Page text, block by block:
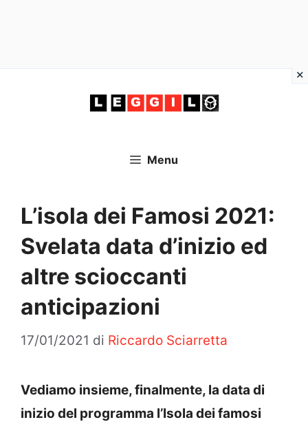
Menu
L’isola dei Famosi 2021:
Svelata data d’inizio ed
altre scioccanti
anticipazioni
17/01/2021 di Riccardo Sciarretta
Vediamo insieme, finalmente, la data di
inizio del programma l’Isola dei famosi